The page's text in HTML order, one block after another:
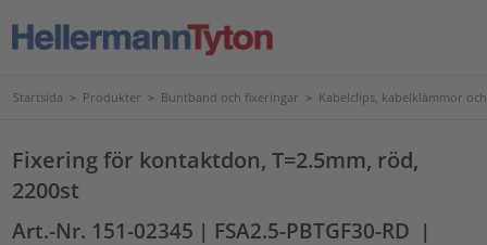
Startsida > Produkter > Buntband och fixeringar > Kabelclips, kabelklämmor
Fixering för kontaktdon, T=2.5mm, röd,
2200st
Art.-Nr. 151-02345 | FSA2.5-PBTGF30-RD |